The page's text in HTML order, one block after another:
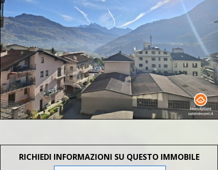
RICHIEDI INFORMAZIONI SU QUESTO IMMOBILE